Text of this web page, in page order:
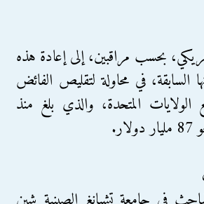
بحسب مراقبين، إلى إعادة هذه
السابقة، في محاولة لتقليص الفائض
المتحدة، والذي بلغ منذ